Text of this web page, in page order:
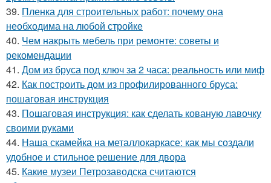
39. Пленка для строительных работ: почему она
необходима на любой стройке
40. Чем накрыть мебель при ремонте: советы и
рекомендации
41. Дом из бруса под ключ за 2 часа: реальность или миф
42. Как построить дом из профилированного бруса:
пошаговая инструкция
43. Пошаговая инструкция: как сделать кованую лавочку
своими руками
44. Наша скамейка на металлокаркасе: как мы создали
удобное и стильное решение для двора
45. Какие музеи Петрозаводска считаются